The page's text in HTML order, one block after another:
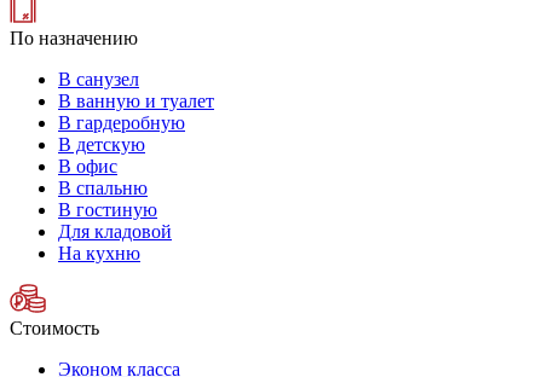
По назначению
В санузел
В ванную и туалет
В гардеробную
В детскую
В офис
В спальню
В гостиную
Для кладовой
На кухню
Стоимость
Эконом класса